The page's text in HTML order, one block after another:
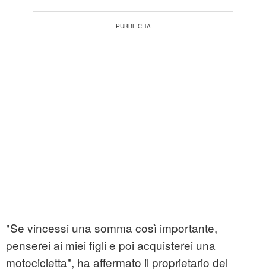
"Se vincessi una somma così importante,
penserei ai miei figli e poi acquisterei una
motocicletta", ha affermato il proprietario del